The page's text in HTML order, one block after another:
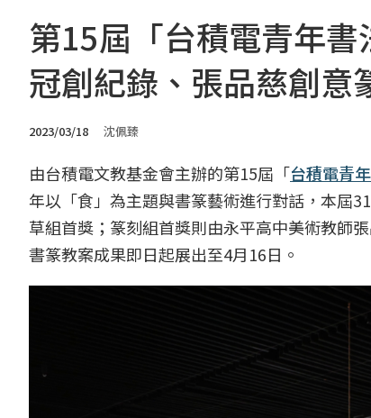
第15屆「台積電青年
冠創紀錄、張品慈創意
2023/03/18 沈佩臻
由台積電文教基金會主辦的第15屆「台積電青
年以「食」為主題與書篆藝術進行對話，本屆
草組首獎；篆刻組首獎則由永平高中美術教師
書篆教案成果即日起展出至4月16日。